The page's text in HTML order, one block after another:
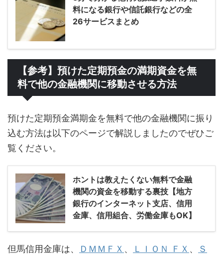
料になる銀行や信託銀行などの全
26サービスまとめ
【参考】預けた定期預金の満期資金を無
料で他の金融機関に移動させる方法
預けた定期預金満期金を無料で他の金融機関に振り
込む方法は以下のページで解説しましたのでぜひご
覧ください。
ホントは教えたくない無料で金融
機関の資金を移動する裏技【地方
銀行のインターネット支店、信用
金庫、信用組合、労働金庫もOK】
但馬信用金庫は、 ＤＭＭＦＸ 、 ＬＩＯＮ ＦＸ 、
Ｓ